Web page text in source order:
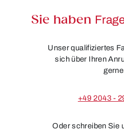
Sie haben
Unser qualifiziertes
sich über Ihren
+49 2043 -
Oder schreiben Sie